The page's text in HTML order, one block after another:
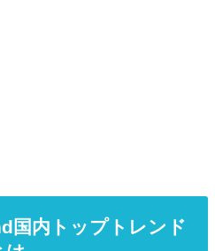
国内トップトレンド